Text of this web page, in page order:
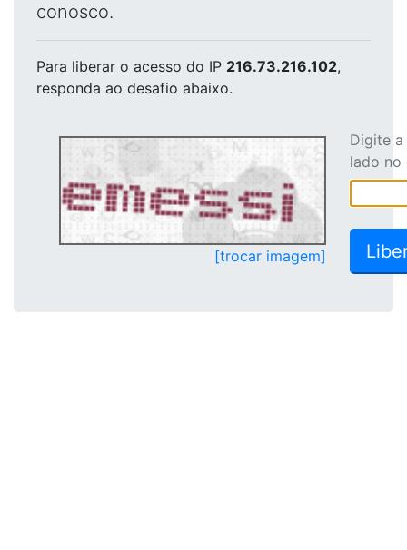
conosco.
Para liberar o acesso do IP 216.73.216.102,
responda ao desafio abaixo.
[trocar imagem]
Digite
lado no